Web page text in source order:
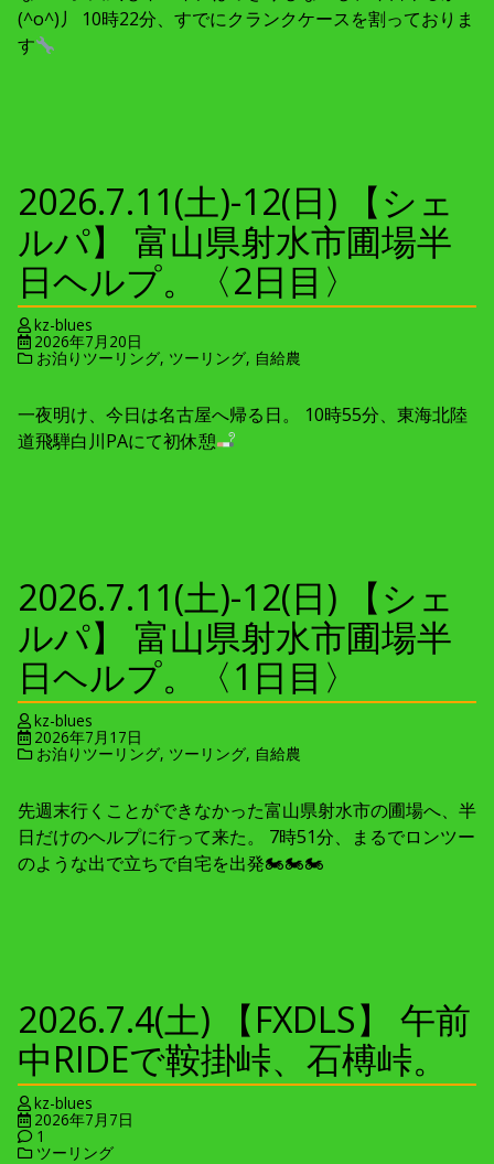
(^o^)丿 10時22分、すでにクランクケースを割っておりま
す
2026.7.11(土)-12(日) 【シェ
ルパ】 富山県射水市圃場半
日ヘルプ。〈2日目〉
kz-blues
2026年7月20日
お泊りツーリング, ツーリング, 自給農
一夜明け、今日は名古屋へ帰る日。 10時55分、東海北陸
道飛騨白川PAにて初休憩
2026.7.11(土)-12(日) 【シェ
ルパ】 富山県射水市圃場半
日ヘルプ。〈1日目〉
kz-blues
2026年7月17日
お泊りツーリング, ツーリング, 自給農
先週末行くことができなかった富山県射水市の圃場へ、半
日だけのヘルプに行って来た。 7時51分、まるでロンツー
のような出で立ちで自宅を出発🏍🏍🏍
2026.7.4(土) 【FXDLS】 午前
中RIDEで鞍掛峠、石榑峠。
kz-blues
2026年7月7日
1
ツーリング